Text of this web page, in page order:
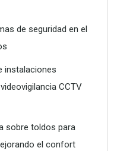
de seguridad en el
instalaciones
CCTV
sobre toldos para
el confort